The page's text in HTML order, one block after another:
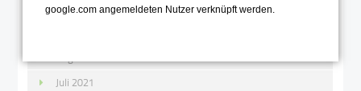
Oktober 2021
Juli 2021
google.com angemeldeten Nutzer verknüpft werden.